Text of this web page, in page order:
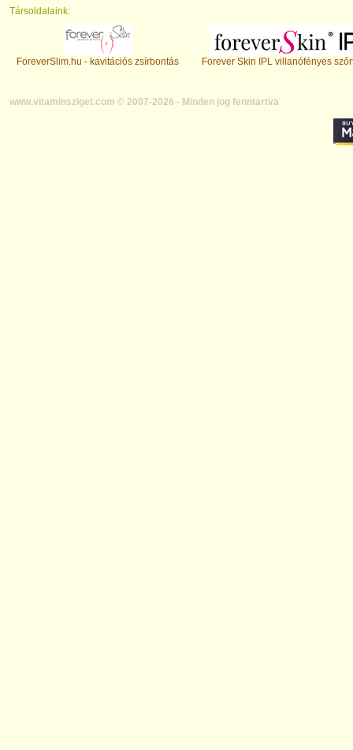
Társoldalaink:
ForeverSlim.hu - kavitációs zsírbontás Forever Skin IPL villanófényes
www.vitaminsziget.com © 2007-2026 - Minden jog fenntartva